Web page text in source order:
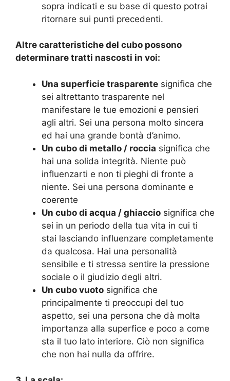
sopra indicati e su base di questo potrai
ritornare sui punti precedenti.
Altre caratteristiche del cubo possono
determinare tratti nascosti in voi:
Una superficie trasparente significa che
sei altrettanto trasparente nel
manifestare le tue emozioni e pensieri
agli altri. Sei una persona molto sincera
ed hai una grande bontà d’animo.
Un cubo di metallo / roccia significa che
hai una solida integrità. Niente può
influenzarti e non ti pieghi di fronte a
niente. Sei una persona dominante e
coerente
Un cubo di acqua / ghiaccio significa che
sei in un periodo della tua vita in cui ti
stai lasciando influenzare completamente
da qualcosa. Hai una personalità
sensibile e ti stressa sentire la pressione
sociale o il giudizio degli altri.
Un cubo vuoto significa che
principalmente ti preoccupi del tuo
aspetto, sei una persona che dà molta
importanza alla superfice e poco a come
sta il tuo lato interiore. Ciò non significa
che non hai nulla da offrire.